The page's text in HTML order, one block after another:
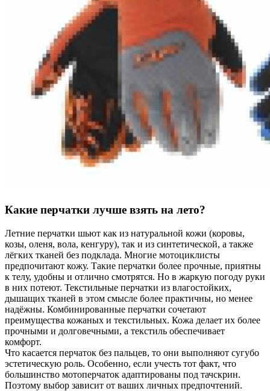
Какие перчатки лучше взять на лето?
Летние перчатки шьют как из натуральной кожи (коровы,
козы, оленя, вола, кенгуру), так и из синтетической, а также
лёгких тканей без подклада. Многие мотоциклисты
предпочитают кожу. Такие перчатки более прочные, приятны
к телу, удобны и отлично смотрятся. Но в жаркую погоду руки
в них потеют. Текстильные перчатки из влагостойких,
дышащих тканей в этом смысле более практичны, но менее
надёжны. Комбинированные перчатки сочетают
преимущества кожаных и текстильных. Кожа делает их более
прочными и долговечными, а текстиль обеспечивает
комфорт.
Что касается перчаток без пальцев, то они выполняют сугубо
эстетическую роль. Особенно, если учесть тот факт, что
большинство мотоперчаток адаптированы под тачскрин.
Поэтому выбор зависит от ваших личных предпочтений.